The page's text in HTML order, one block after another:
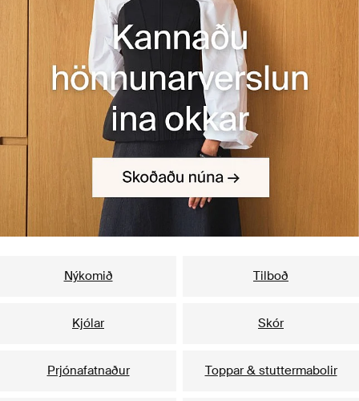
Nýkomið Tilboð
Kjólar Skór
Prjónafatnaður Toppar & stuttermabolir